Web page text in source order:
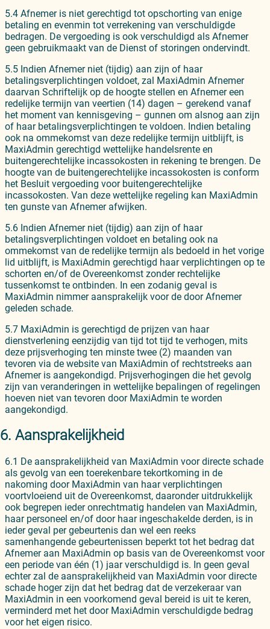
5.4 Afnemer is niet gerechtigd tot opschorting van enige
betaling en evenmin tot verrekening van verschuldigde
bedragen. De vergoeding is ook verschuldigd als Afnemer
geen gebruikmaakt van de Dienst of storingen ondervindt.
5.5 Indien Afnemer niet (tijdig) aan zijn of haar
betalingsverplichtingen voldoet, zal MaxiAdmin Afnemer
daarvan Schriftelijk op de hoogte stellen en Afnemer een
redelijke termijn van veertien (14) dagen – gerekend vanaf
het moment van kennisgeving – gunnen om alsnog aan zijn
of haar betalingsverplichtingen te voldoen. Indien betaling
ook na ommekomst van deze redelijke termijn uitblijft, is
MaxiAdmin gerechtigd wettelijke handelsrente en
buitengerechtelijke incassokosten in rekening te brengen. De
hoogte van de buitengerechtelijke incassokosten is conform
het Besluit vergoeding voor buitengerechtelijke
incassokosten. Van deze wettelijke regeling kan MaxiAdmin
ten gunste van Afnemer afwijken.
5.6 Indien Afnemer niet (tijdig) aan zijn of haar
betalingsverplichtingen voldoet en betaling ook na
ommekomst van de redelijke termijn als bedoeld in het vorige
lid uitblijft, is MaxiAdmin gerechtigd haar verplichtingen op te
schorten en/of de Overeenkomst zonder rechtelijke
tussenkomst te ontbinden. In een zodanig geval is
MaxiAdmin nimmer aansprakelijk voor de door Afnemer
geleden schade.
5.7 MaxiAdmin is gerechtigd de prijzen van haar
dienstverlening eenzijdig van tijd tot tijd te verhogen, mits
deze prijsverhoging ten minste twee (2) maanden van
tevoren via de website van MaxiAdmin of rechtstreeks aan
Afnemer is aangekondigd. Prijsverhogingen die het gevolg
zijn van veranderingen in wettelijke bepalingen of regelingen
hoeven niet van tevoren door MaxiAdmin te worden
aangekondigd.
6. Aansprakelijkheid
6.1 De aansprakelijkheid van MaxiAdmin voor directe schade
als gevolg van een toerekenbare tekortkoming in de
nakoming door MaxiAdmin van haar verplichtingen
voortvloeiend uit de Overeenkomst, daaronder uitdrukkelijk
ook begrepen ieder onrechtmatig handelen van MaxiAdmin,
haar personeel en/of door haar ingeschakelde derden, is in
ieder geval per gebeurtenis dan wel een reeks
samenhangende gebeurtenissen beperkt tot het bedrag dat
Afnemer aan MaxiAdmin op basis van de Overeenkomst voor
een periode van één (1) jaar verschuldigd is. In geen geval
echter zal de aansprakelijkheid van MaxiAdmin voor directe
schade hoger zijn dat het bedrag dat de verzekeraar van
MaxiAdmin in een voorkomend geval bereid is uit te keren,
verminderd met het door MaxiAdmin verschuldigde bedrag
voor het eigen risico.